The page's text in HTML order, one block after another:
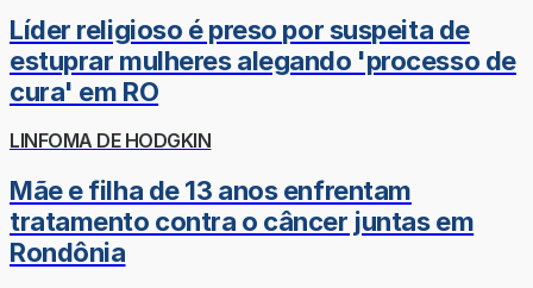
Líder religioso é preso por suspeita de
estuprar mulheres alegando 'processo de
cura' em RO
LINFOMA DE HODGKIN
Mãe e filha de 13 anos enfrentam
tratamento contra o câncer juntas em
Rondônia